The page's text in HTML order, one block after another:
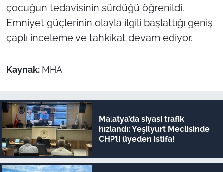
çocuğun tedavisinin sürdüğü öğrenildi.
Emniyet güçlerinin olayla ilgili başlattığı geniş
çaplı inceleme ve tahkikat devam ediyor.
Kaynak: MHA
Malatya’da siyasi trafik
hızlandı: Yeşilyurt Meclisinde
CHP’li üyeden istifa!